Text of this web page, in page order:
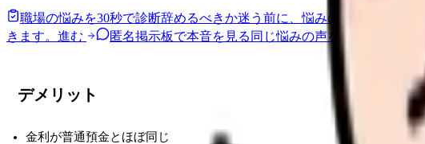
職場の悩みを30秒で診断辞めるべきか迷う前に、悩みの種類と次の一
きます。 進む 匿名掲示板で本音を見る 同じ悩みの声を読んで、今の
デメリット
金利が普通預金とほぼ同じ